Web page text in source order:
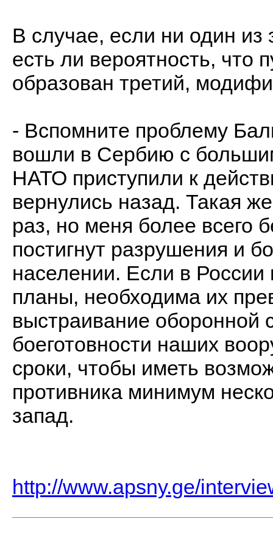
В случае, если ни один из
есть ли вероятность, что
образован третий,
- Вспомните проблему
вошли в Сербию с
НАТО приступили к
вернулись назад. Такая
раз, но меня более всего
постигнут разрушения и
населении. Если в
планы, необходима их
выстраивание
боеготовности наших
сроки, чтобы иметь
противника минимум
запад.
http://www.apsny.ge/